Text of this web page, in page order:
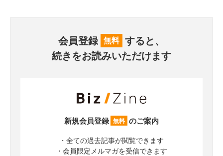
会員登録 無料 すると、
続きをお読みいただけます
新規会員登録 無料 のご案内
・全ての過去記事が閲覧できます
・会員限定メルマガを受信できます